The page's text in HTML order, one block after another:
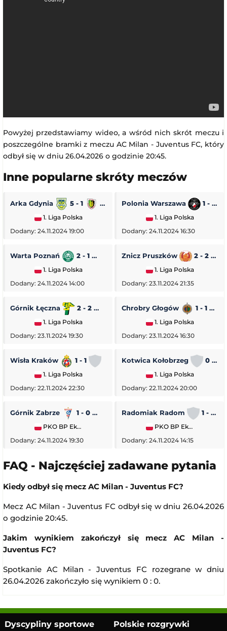
Powyżej przedstawiamy wideo, a wśród nich skrót meczu i
poszczególne bramki z meczu AC Milan - Juventus FC, który
odbył się w dniu 26.04.2026 o godzinie 20:45.
Inne popularne skróty meczów
Arka Gdynia 5 - 1
1. Liga Polska
Dodany: 24.11.2024 19:00
Polonia Warszawa 1 - 0
1. Liga Polska
Dodany: 24.11.2024 16:30
Warta Poznań 2 - 1 Pogoń Siedlce
1. Liga Polska
Dodany: 24.11.2024 14:00
Znicz Pruszków 2 - 2
1. Liga Polska
Dodany: 23.11.2024 21:35
Górnik Łęczna 2 - 2 GKS Tychy
1. Liga Polska
Dodany: 23.11.2024 19:30
Chrobry Głogów 1 - 1
1. Liga Polska
Dodany: 23.11.2024 16:30
Wisła Kraków 1 - 1 Stal Rzeszów
1. Liga Polska
Dodany: 22.11.2024 22:30
Kotwica Kołobrzeg 0 - 5
1. Liga Polska
Dodany: 22.11.2024 20:00
Górnik Zabrze 1 - 0 Piast Gliwice
PKO BP Ekstraklasa
Dodany: 24.11.2024 19:30
Radomiak Radom 1 - 2
PKO BP Ekstraklasa
Dodany: 24.11.2024 14:15
FAQ - Najczęściej zadawane pytania
Kiedy odbył się mecz AC Milan - Juventus FC?
Mecz AC Milan - Juventus FC odbył się w dniu 26.04.2026
o godzinie 20:45.
Jakim wynikiem zakończył się mecz AC Milan -
Juventus FC?
Spotkanie AC Milan - Juventus FC rozegrane w dniu
26.04.2026 zakończyło się wynikiem 0 : 0.
Dyscypliny sportowe Polskie rozgrywki